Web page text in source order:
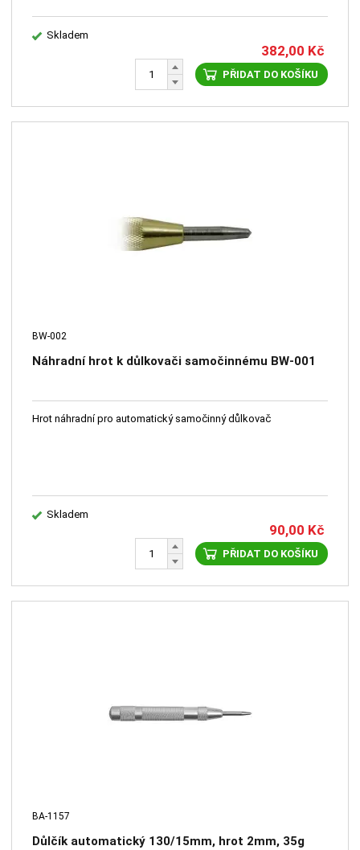
Skladem
382,00 Kč
PŘIDAT DO KOŠÍKU
BW-002
Náhradní hrot k důlkovači samočinnému BW-001
Hrot náhradní pro automatický samočinný důlkovač
Skladem
90,00 Kč
PŘIDAT DO KOŠÍKU
BA-1157
Důlčík automatický 130/15mm, hrot 2mm, 35g